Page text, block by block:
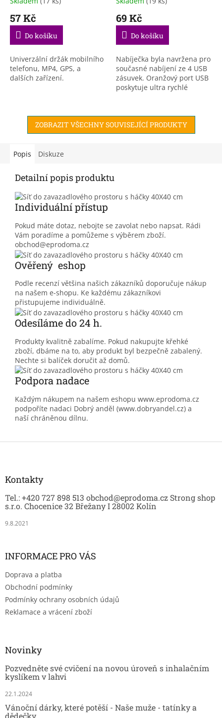
57 Kč
Do košíku
Univerzální držák mobilního
telefonu, MP4, GPS, a
dalších zařízení.
69 Kč
Do košíku
Nabíječka byla navržena pro
současné nabíjení ze 4 USB
zásuvek. Oranžový port USB
poskytuje ultra rychlé
na 2.1A. Díky...
ZOBRAZIT VŠECHNY SOUVISEJÍCÍ PRODUKTY
Popis Diskuze
Detailní popis produktu
Individuální přístup
Pokud máte dotaz, nebojte se zavolat nebo napsat. Rádi
Vám poradíme a pomůžeme s výběrem zboží.
obchod@eprodoma.cz
Ověřený eshop
Podle recenzí většina našich zákazníků doporučuje nákup
na našem e-shopu. Ke každému zákazníkovi
přistupujeme individuálně.
Odesíláme do 24 h.
Produkty kvalitně zabalíme. Pokud nakupujte křehké
zboží, dbáme na to, aby produkt byl bezpečně zabalený.
Nechte si balíček doručit až domů.
Podpora nadace
Každým nákupem na našem eshopu www.eprodoma.cz
podpoříte nadaci Dobrý anděl (www.dobryandel.cz) a
naší chráněnou dílnu.
Z
Kontakty
Tel.: +420 727 898 513 obchod@eprodoma.cz Strong shop
s.r.o. Chocenice 32 Břežany I 28002 Kolín
9.8.2021
INFORMACE PRO VÁS
Doprava a platba
Obchodní podmínky
Podmínky ochrany osobních údajů
Reklamace a vrácení zboží
Novinky
Pozvedněte své cvičení na novou úroveň s inhalačním
kyslíkem v lahvi
22.1.2024
Vánoční dárky, které potěší - Naše muže - tatínky a
dědečky.